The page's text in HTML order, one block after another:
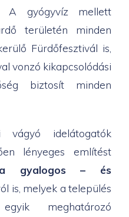
A gyógyvíz mellett
területén minden
Fürdőfesztivál is,
vonzó kikapcsolódási
biztosít minden
idelátogatók
lényeges említést
gyalogos – és
is, melyek a település
meghatározó